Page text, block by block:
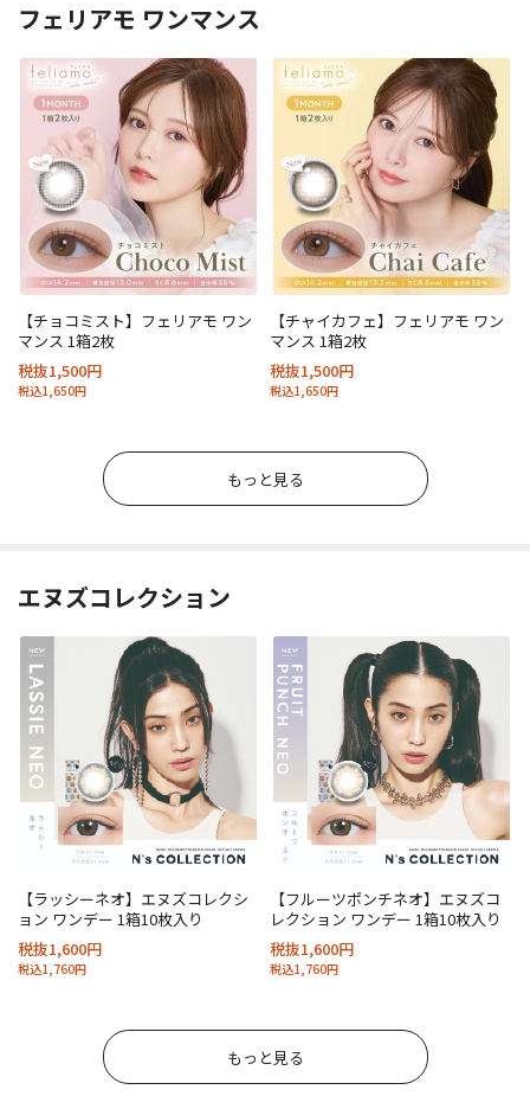
フェリアモ ワンマンス
【チョコミスト】フェリアモ ワン
マンス 1箱2枚
税抜1,500円
税込1,650円
【チャイカフェ】フェリアモ ワン
マンス 1箱2枚
税抜1,500円
税込1,650円
もっと見る
エヌズコレクション
【ラッシーネオ】エヌズコレクシ
ョン ワンデー 1箱10枚入り
税抜1,600円
税込1,760円
【フルーツポンチネオ】エヌズコ
レクション ワンデー 1箱10枚入り
税抜1,600円
税込1,760円
もっと見る